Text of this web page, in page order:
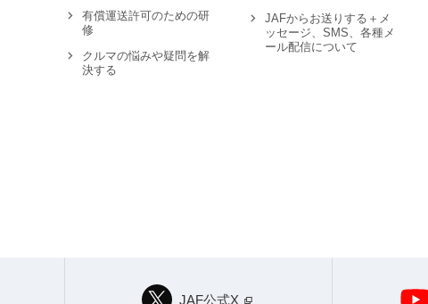
有償運送許可のための研
修
クルマの悩みや疑問を解
決する
JAFからお送りする＋メ
ッセージ、SMS、各種メ
ール配信について
JAF公式X